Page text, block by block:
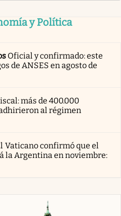
y Política
Oficial y confirmado: este
de ANSES en agosto de
más de 400.000
al régimen
Vaticano confirmó que el
la Argentina en noviembre: